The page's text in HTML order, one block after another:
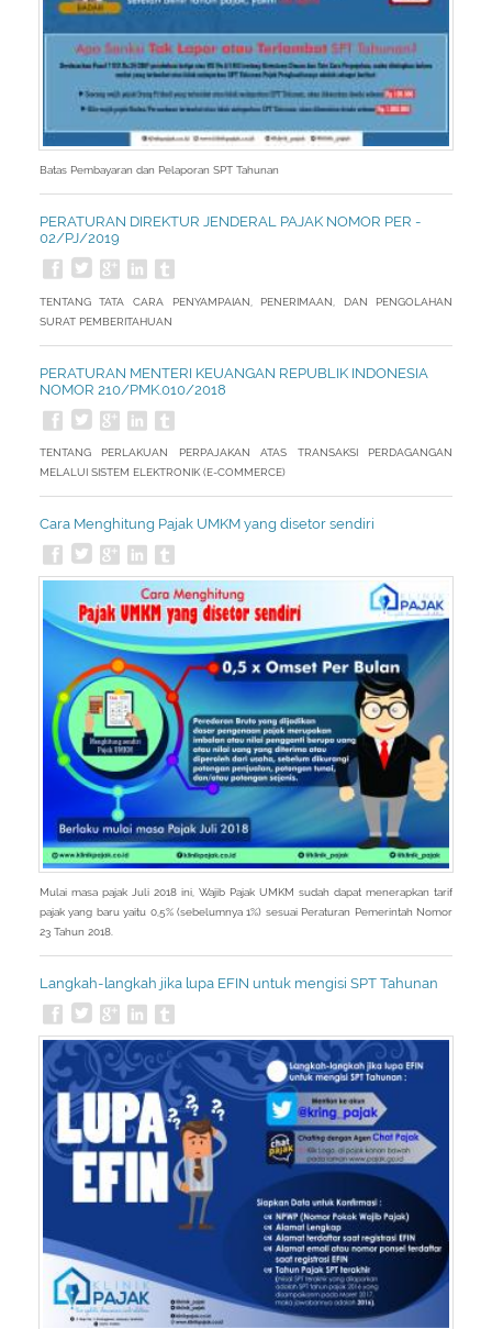
Batas Pembayaran dan Pelaporan SPT Tahunan
PERATURAN DIREKTUR JENDERAL PAJAK NOMOR PER -
02/PJ/2019
TENTANG TATA CARA PENYAMPAIAN, PENERIMAAN, DAN PENGOLAHAN
SURAT PEMBERITAHUAN
PERATURAN MENTERI KEUANGAN REPUBLIK INDONESIA
NOMOR 210/PMK.010/2018
TENTANG PERLAKUAN PERPAJAKAN ATAS TRANSAKSI PERDAGANGAN
MELALUI SISTEM ELEKTRONIK (E-COMMERCE)
Cara Menghitung Pajak UMKM yang disetor sendiri
Mulai masa pajak Juli 2018 ini, Wajib Pajak UMKM sudah dapat menerapkan tarif
pajak yang baru yaitu 0,5% (sebelumnya 1%) sesuai Peraturan Pemerintah Nomor
23 Tahun 2018.
Langkah-langkah jika lupa EFIN untuk mengisi SPT Tahunan